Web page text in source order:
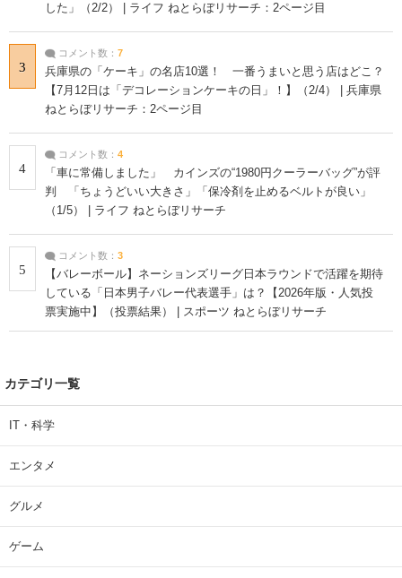
した」（2/2） | ライフ ねとらぼリサーチ：2ページ目
3
コメント数： 7
兵庫県の「ケーキ」の名店10選！ 一番うまいと思う店はどこ？
【7月12日は「デコレーションケーキの日」！】（2/4） | 兵庫県
ねとらぼリサーチ：2ページ目
4
コメント数： 4
「車に常備しました」 カインズの“1980円クーラーバッグ”が評
判 「ちょうどいい大きさ」「保冷剤を止めるベルトが良い」
（1/5） | ライフ ねとらぼリサーチ
5
コメント数： 3
【バレーボール】ネーションズリーグ日本ラウンドで活躍を期待
している「日本男子バレー代表選手」は？【2026年版・人気投
票実施中】（投票結果） | スポーツ ねとらぼリサーチ
カテゴリ一覧
IT・科学
エンタメ
グルメ
ゲーム